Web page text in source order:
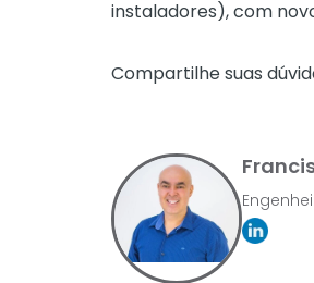
instaladores), com
Compartilhe suas